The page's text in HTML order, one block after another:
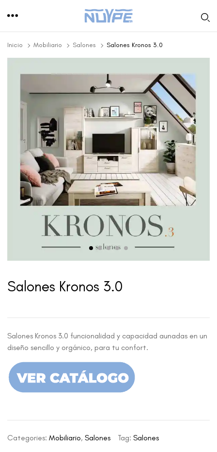
Inicio Mobiliario Salones Salones Kronos 3.0
Salones Kronos 3.0
Salones Kronos 3.0 funcionalidad y capacidad aunadas en un
diseño sencillo y orgánico, para tu confort.
Categories: Mobiliario, Salones Tag: Salones